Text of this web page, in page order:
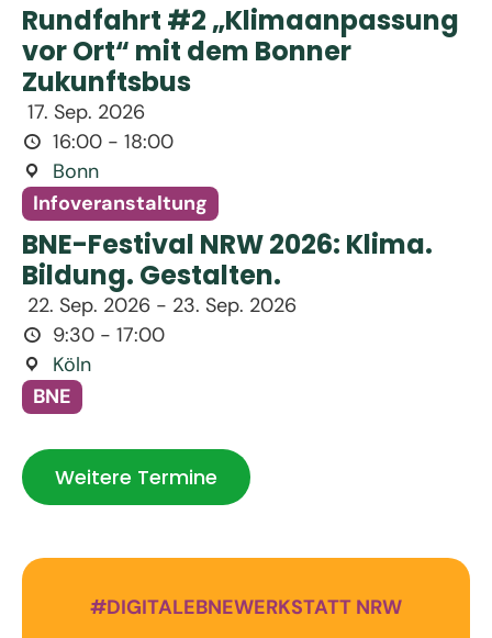
Rundfahrt #2 „Klimaanpassung
vor Ort“ mit dem Bonner
Zukunftsbus
17. Sep. 2026
16:00 - 18:00
Bonn
Infoveranstaltung
BNE-Festival NRW 2026: Klima.
Bildung. Gestalten.
22. Sep. 2026 - 23. Sep. 2026
9:30 - 17:00
Köln
BNE
Weitere Termine
#DIGITALEBNEWERKSTATT NRW